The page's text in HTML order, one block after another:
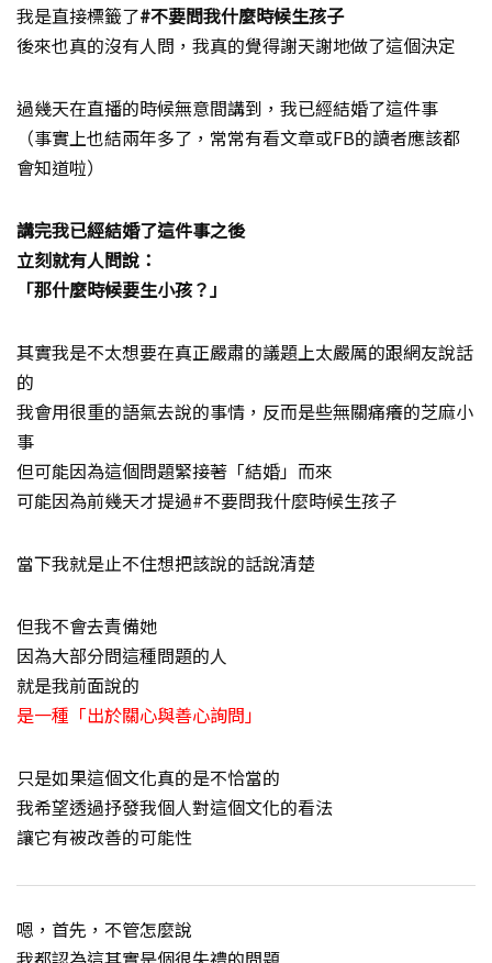
我是直接標籤了#不要問我什麼時候生孩子
後來也真的沒有人問，我真的覺得謝天謝地做了這個決定
過幾天在直播的時候無意間講到，我已經結婚了這件事
（事實上也結兩年多了，常常有看文章或FB的讀者應該都
會知道啦）
講完我已經結婚了這件事之後
立刻就有人問說：
「那什麼時候要生小孩？」
其實我是不太想要在真正嚴肅的議題上太嚴厲的跟網友說話
的
我會用很重的語氣去說的事情，反而是些無關痛癢的芝麻小
事
但可能因為這個問題緊接著「結婚」而來
可能因為前幾天才提過#不要問我什麼時候生孩子
當下我就是止不住想把該說的話說清楚
但我不會去責備她
因為大部分問這種問題的人
就是我前面說的
是一種「出於關心與善心詢問」
只是如果這個文化真的是不恰當的
我希望透過抒發我個人對這個文化的看法
讓它有被改善的可能性
嗯，首先，不管怎麼說